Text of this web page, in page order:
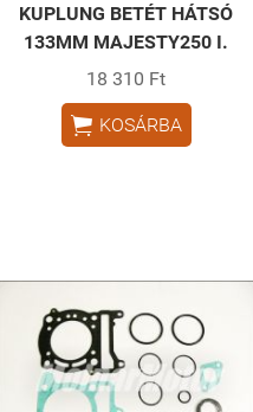
KUPLUNG BETÉT HÁTSÓ
133MM MAJESTY250 I.
18 310 Ft
 KOSÁRBA